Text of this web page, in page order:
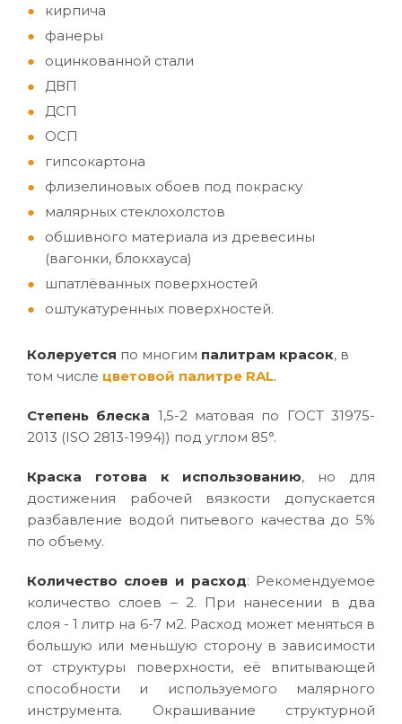
кирпича
фанеры
оцинкованной стали
ДВП
ДСП
ОСП
гипсокартона
флизелиновых обоев под покраску
малярных стеклохолстов
обшивного материала из древесины
(вагонки, блокхауса)
шпатлёванных поверхностей
оштукатуренных поверхностей.
Колеруется по многим палитрам красок, в
том числе цветовой палитре RAL.
Степень блеска 1,5-2 матовая по ГОСТ 31975-
2013 (ISO 2813-1994)) под углом 85°.
Краска готова к использованию, но для
достижения рабочей вязкости допускается
разбавление водой питьевого качества до 5%
по объему.
Количество слоев и расход: Рекомендуемое
количество слоев – 2. При нанесении в два
слоя - 1 литр на 6-7 м2. Расход может меняться в
большую или меньшую сторону в зависимости
от структуры поверхности, её впитывающей
способности и используемого малярного
инструмента. Окрашивание структурной